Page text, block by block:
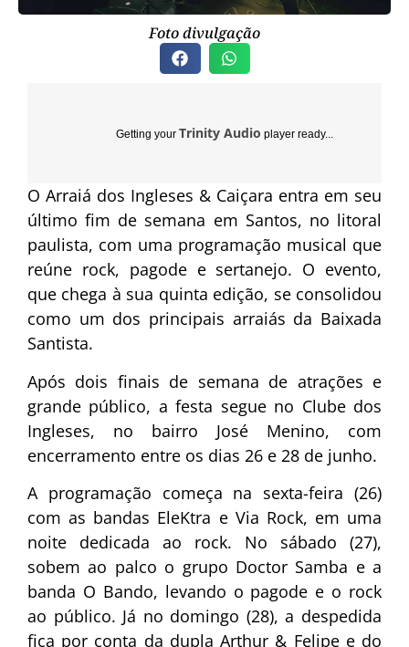
Foto divulgação
Getting your Trinity Audio player ready...
O Arraiá dos Ingleses & Caiçara entra em seu
último fim de semana em Santos, no litoral
paulista, com uma programação musical que
reúne rock, pagode e sertanejo. O evento,
que chega à sua quinta edição, se consolidou
como um dos principais arraiás da Baixada
Santista.
Após dois finais de semana de atrações e
grande público, a festa segue no Clube dos
Ingleses, no bairro José Menino, com
encerramento entre os dias 26 e 28 de junho.
A programação começa na sexta-feira (26)
com as bandas EleKtra e Via Rock, em uma
noite dedicada ao rock. No sábado (27),
sobem ao palco o grupo Doctor Samba e a
banda O Bando, levando o pagode e o rock
ao público. Já no domingo (28), a despedida
fica por conta da dupla Arthur & Felipe e do